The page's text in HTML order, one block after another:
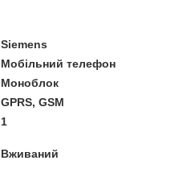
Siemens
Мобільний телефон
Моноблок
GPRS, GSM
1
Вживаний